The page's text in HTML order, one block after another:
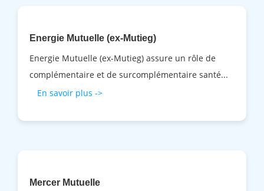
Energie Mutuelle (ex-Mutieg)
Energie Mutuelle (ex-Mutieg) assure un rôle de
complémentaire et de surcomplémentaire santé...
En savoir plus ->
Mercer Mutuelle